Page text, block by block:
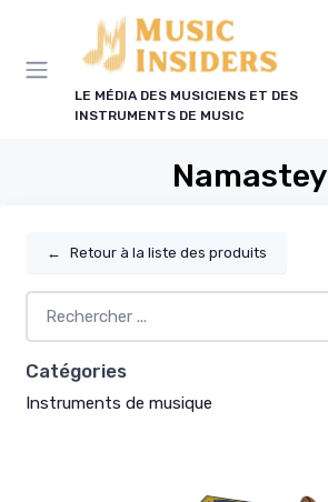
LE MÉDIA DES MUSICIENS ET DES
INSTRUMENTS DE MUSIC
Namastey
← Retour à la liste des produits
Catégories
Instruments de musique
Panneau de gestion des cookies